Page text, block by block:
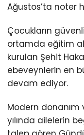
Ağustos’ta noter
Çocukların
ortamda eğitim
kurulan Şehit
ebeveynlerin en
devam ediyor.
Modern
yılında ailelerin